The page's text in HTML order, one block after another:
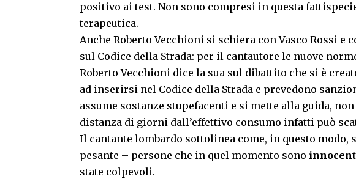
positivo ai test. Non sono compresi in questa
terapeutica.
Anche Roberto Vecchioni si schiera con Vasco Rossi
sul Codice della Strada: per il cantautore le nuove
Roberto Vecchioni dice la sua sul dibattito che si è
ad inserirsi nel Codice della Strada e prevedono
assume sostanze stupefacenti e si mette alla guida,
distanza di giorni dall’effettivo consumo infatti può
Il cantante lombardo sottolinea come, in questo modo,
pesante – persone che in quel momento sono
state colpevoli.